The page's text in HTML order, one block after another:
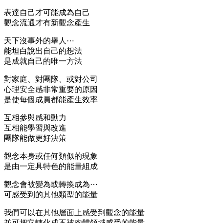
表達自己才可能成為自己
觀念流通才有新觀念產生
天下沒事外的舉人⋯
能坦白說出自己的想法
是成就自己的唯一方法
對家庭、對團隊、或對公司
心理安全感非常重要的原因
是使每個成員都能產生效率
互相參與感和動力
互相能學習與改進
團隊能做更好決策
觀念本身或任何類似的現象
是由一定具特色的能量組成
觀念會被變為或轉換成為⋯
可感受到的其他類型的能量
我們可以在其他層面上感受到觀念的能量